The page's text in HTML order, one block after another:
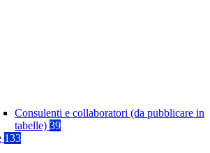
Consulenti e collaboratori (da pubblicare in
tabelle) 39
133